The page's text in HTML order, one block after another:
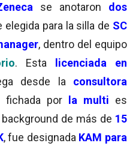
se anotaron dos
para la silla de SC
, dentro del equipo
. Esta
licenciada en
desde la consultora
por la multi es
background de más de 15
, fue designada KAM para